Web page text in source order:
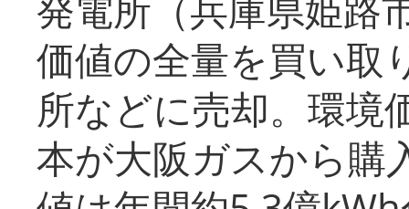
価値の全量を買い取
所などに売却。環境
本が大阪ガスから購